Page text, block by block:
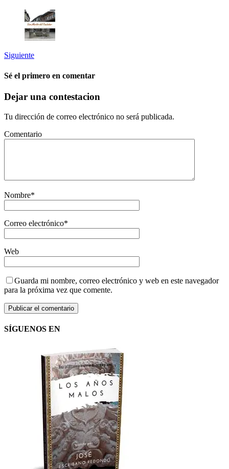
Siguiente
Sé el primero en comentar
Dejar una contestacion
Tu dirección de correo electrónico no será publicada.
Comentario
Nombre*
Correo electrónico*
Web
Guarda mi nombre, correo electrónico y web en este navegador
para la próxima vez que comente.
SÍGUENOS EN